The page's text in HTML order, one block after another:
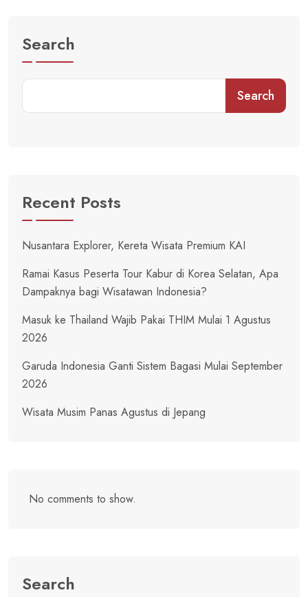
Search
Search
Recent Posts
Nusantara Explorer, Kereta Wisata Premium KAI
Ramai Kasus Peserta Tour Kabur di Korea Selatan, Apa
Dampaknya bagi Wisatawan Indonesia?
Masuk ke Thailand Wajib Pakai THIM Mulai 1 Agustus
2026
Garuda Indonesia Ganti Sistem Bagasi Mulai September
2026
Wisata Musim Panas Agustus di Jepang
No comments to show.
Search